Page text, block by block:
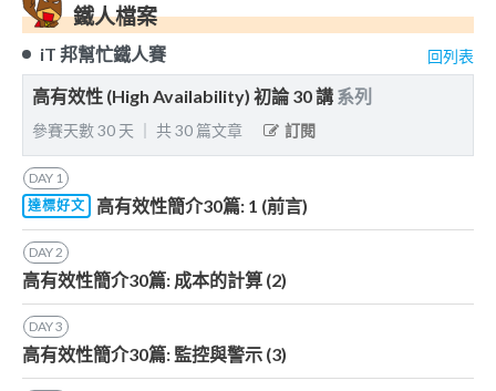
鐵人檔案
iT 邦幫忙鐵人賽 回列表
高有效性 (High Availability) 初論 30 講 系列
參賽天數30 天 共30 篇文章 訂閱
DAY 1
達標好文
高有效性簡介30篇: 1 (前言)
DAY2
高有效性簡介30篇: 成本的計算 (2)
DAY3
高有效性簡介30篇: 監控與警示 (3)